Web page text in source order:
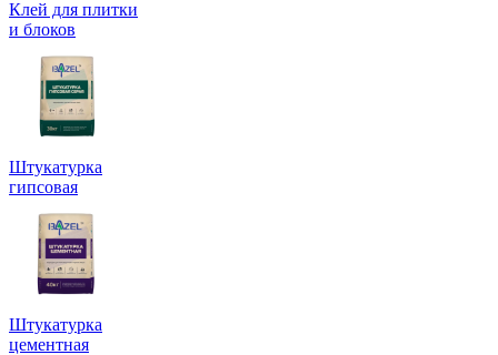
Клей для плитки
и блоков
Штукатурка
гипсовая
Штукатурка
цементная